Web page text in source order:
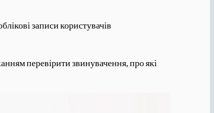
записи користувачів
перевірити звинувачення, про які